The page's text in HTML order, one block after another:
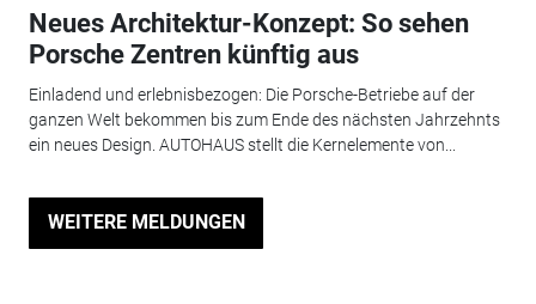
Neues Architektur-Konzept: So sehen
Porsche Zentren künftig aus
Einladend und erlebnisbezogen: Die Porsche-Betriebe auf der
ganzen Welt bekommen bis zum Ende des nächsten Jahrzehnts
ein neues Design. AUTOHAUS stellt die Kernelemente von...
WEITERE MELDUNGEN